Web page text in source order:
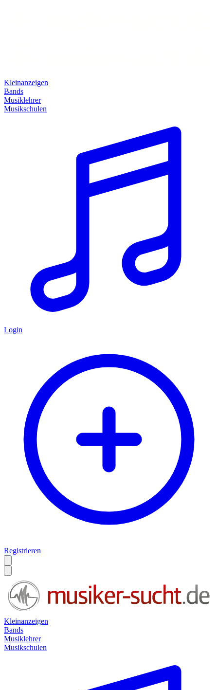
Kleinanzeigen
Bands
Musiklehrer
Musikschulen
Login
Registrieren
Kleinanzeigen
Bands
Musiklehrer
Musikschulen